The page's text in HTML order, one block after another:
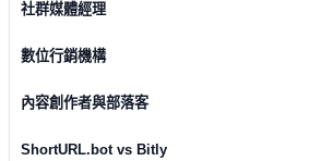
社群媒體經理
數位行銷機構
內容創作者與部落客
ShortURL.bot vs Bitly